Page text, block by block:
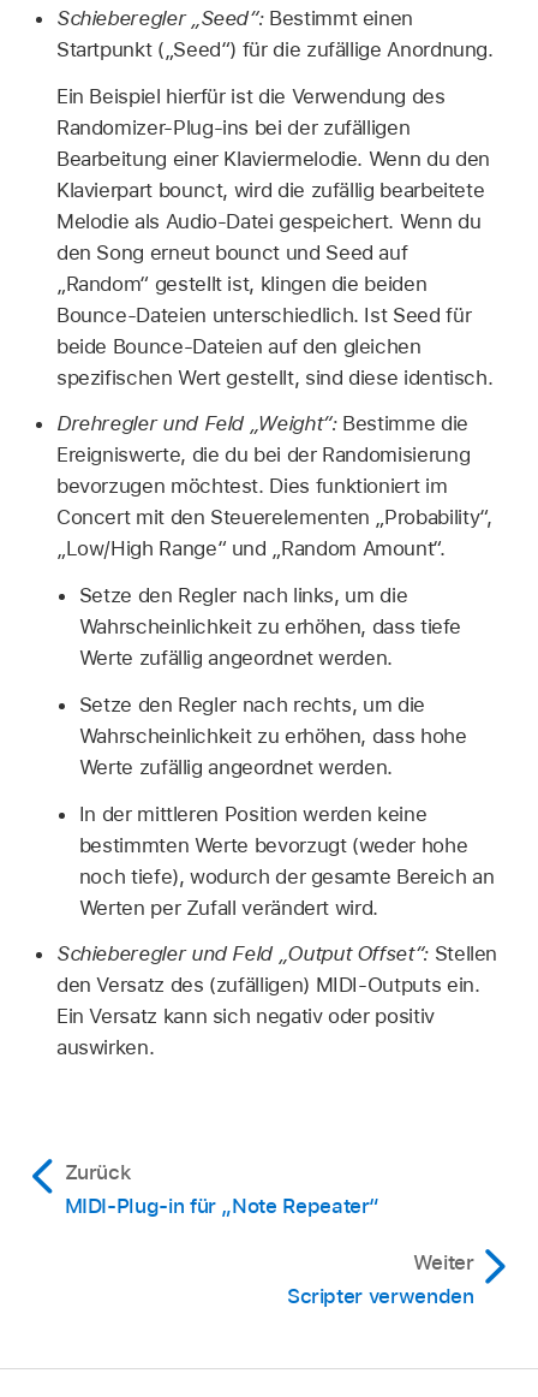
Schieberegler „Seed“:Bestimmt einen
Startpunkt („Seed“) für die zufällige Anordnung.
Ein Beispiel hierfür ist die Verwendung des
Randomizer-Plug-ins bei der zufälligen
Bearbeitung einer Klaviermelodie. Wenn du den
Klavierpart bounct, wird die zufällig bearbeitete
Melodie als Audio-Datei gespeichert. Wenn du
den Song erneut bounct und Seed auf
„Random“ gestellt ist, klingen die beiden
Bounce-Dateien unterschiedlich. Ist Seed für
beide Bounce-Dateien auf den gleichen
spezifischen Wert gestellt, sind diese identisch.
Drehregler und Feld „Weight“:Bestimme die
Ereigniswerte, die du bei der Randomisierung
bevorzugen möchtest. Dies funktioniert im
Concert mit den Steuerelementen „Probability“,
„Low/High Range“ und „Random Amount“.
Setze den Regler nach links, um die
Wahrscheinlichkeit zu erhöhen, dass tiefe
Werte zufällig angeordnet werden.
Setze den Regler nach rechts, um die
Wahrscheinlichkeit zu erhöhen, dass hohe
Werte zufällig angeordnet werden.
In der mittleren Position werden keine
bestimmten Werte bevorzugt (weder hohe
noch tiefe), wodurch der gesamte Bereich an
Werten per Zufall verändert wird.
Schieberegler und Feld „Output Offset“:Stellen
den Versatz des (zufälligen) MIDI-Outputs ein.
Ein Versatz kann sich negativ oder positiv
auswirken.
Zurück
MIDI-Plug-in für „Note Repeater“
Weiter
Scripter verwenden